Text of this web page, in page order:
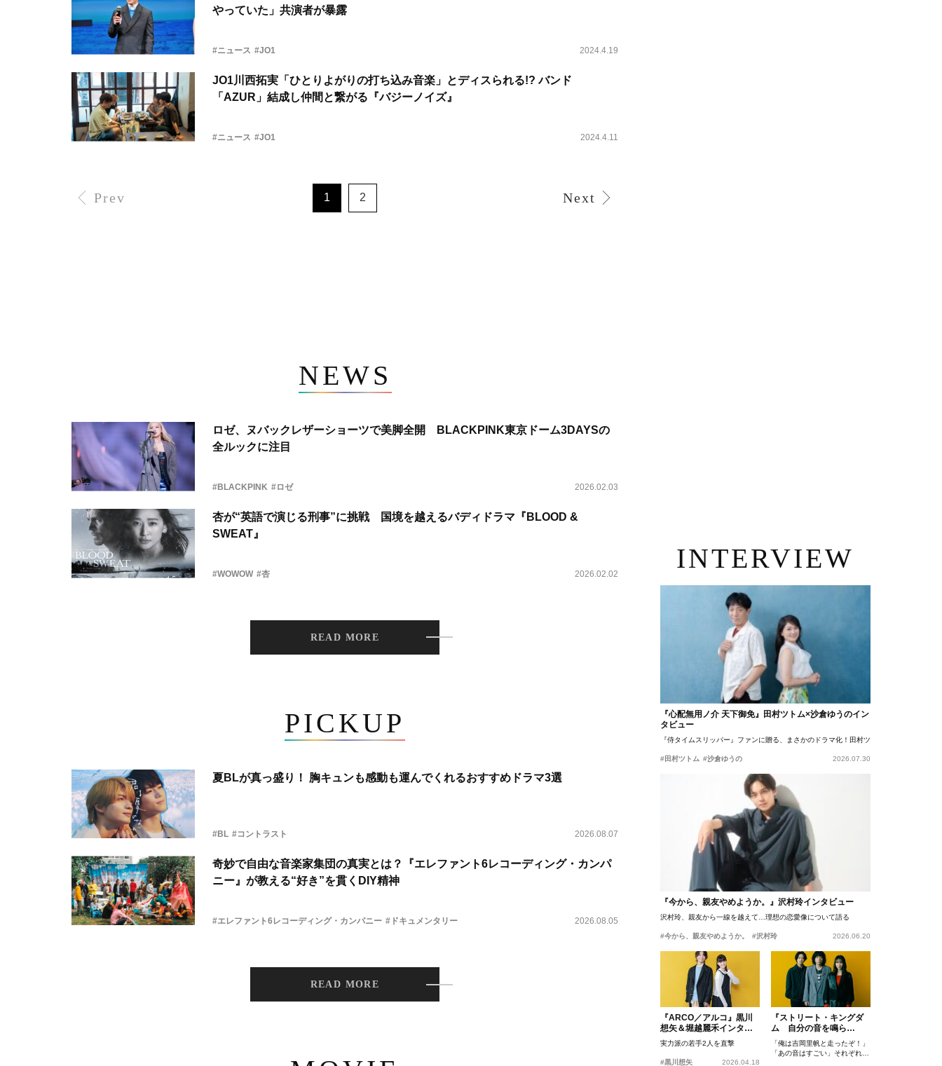
やっていた」共演者が暴露
#ニュース #JO1 2024.4.19
JO1川西拓実「ひとりよがりの打ち込み音楽」とディスられる!? バンド
「AZUR」結成し仲間と繋がる『バジーノイズ』
#ニュース #JO1 2024.4.11
Prev 1 2 Next
NEWS
ロゼ、ヌバックレザーショーツで美脚全開 BLACKPINK東京ドーム3DAYSの
全ルックに注目
#BLACKPINK #ロゼ 2026.02.03
杏が“英語で演じる刑事”に挑戦 国境を越えるバディドラマ『BLOOD &
SWEAT』
#WOWOW #杏 2026.02.02
READ MORE
PICKUP
夏BLが真っ盛り！ 胸キュンも感動も運んでくれるおすすめドラマ3選
#BL #コントラスト 2026.08.07
奇妙で自由な音楽家集団の真実とは？『エレファント6レコーディング・カンパ
ニー』が教える“好き”を貫くDIY精神
#エレファント6レコーディング・カンパニー #ドキュメンタリー 2026.08.05
READ MORE
INTERVIEW
『心配無用ノ介 天下御免』田村ツトム×沙倉ゆうのイン
タビュー
『侍タイムスリッパー』ファンに贈る、まさかのドラマ化！田村ツトム×沙倉ゆうのが語
#田村ツトム #沙倉ゆうの 2026.07.30
『今から、親友やめようか。』沢村玲インタビュー
沢村玲、親友から一線を越えて…理想の恋愛像について語る
#今から、親友やめようか。 #沢村玲 2026.06.20
『ARCO／アルコ』黒川
想矢＆堀越麗禾インタビ
ュー
実力派の若手2人を直撃
#黒川想矢 2026.04.18
『ストリート・キングダ
ム 自分の音を鳴ら
せ。』峯田和伸、若葉竜
也、吉岡里帆インタビュ
ー
「俺は吉岡里帆と走ったぞ！」
「あの音はすごい」それぞれの